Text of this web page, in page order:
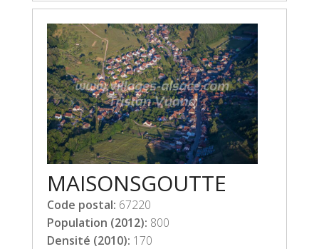
MAISONSGOUTTE
Code postal: 67220
Population (2012): 800
Densité (2010): 170